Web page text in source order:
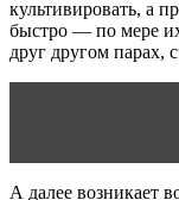
культивировать, а
быстро — по мере
друг другом парах,
А далее возникает